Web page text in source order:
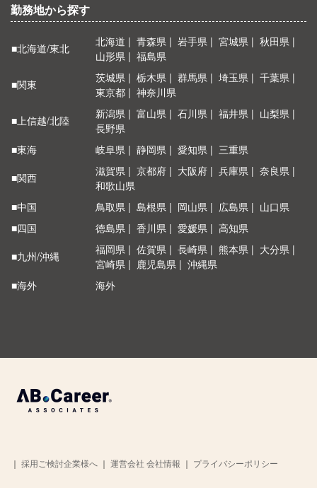
勤務地から探す
■北海道/東北 北海道 青森県 岩手県 宮城県
秋田県
山形県
福島県
■関東
茨城県 栃木県 群馬県 埼玉県
千葉県
東京都
神奈川県
■上信越/北陸
新潟県 富山県 石川県 福井県
山梨県
長野県
■東海
岐阜県 静岡県 愛知県
三重県
■関西
滋賀県 京都府 大阪府 兵庫県
奈良県
和歌山県
■中国
鳥取県 島根県 岡山県 広島県
山口県
■四国
徳島県 香川県 愛媛県
高知県
■九州/沖縄
福岡県 佐賀県 長崎県 熊本県
大分県
宮崎県
鹿児島県
沖縄県
■海外
海外
｜ 採用ご検討企業様へ ｜ 運営会社 会社情報 ｜ プライバシーポリシー